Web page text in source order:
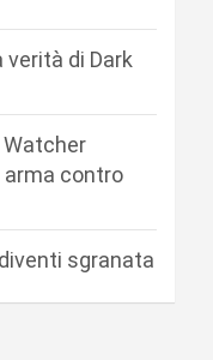
verità di Dark
Watcher
arma contro
sgranata